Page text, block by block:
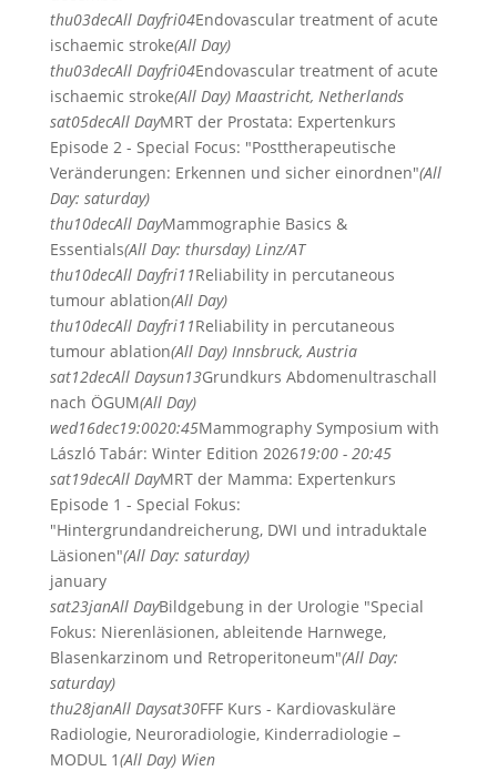
thu03decAll Dayfri04Endovascular treatment of acute
ischaemic stroke(All Day)
thu03decAll Dayfri04Endovascular treatment of acute
ischaemic stroke(All Day) Maastricht, Netherlands
sat05decAll DayMRT der Prostata: Expertenkurs
Episode 2 - Special Focus: "Posttherapeutische
Veränderungen: Erkennen und sicher einordnen"(All
Day: saturday)
thu10decAll DayMammographie Basics &
Essentials(All Day: thursday) Linz/AT
thu10decAll Dayfri11Reliability in percutaneous
tumour ablation(All Day)
thu10decAll Dayfri11Reliability in percutaneous
tumour ablation(All Day) Innsbruck, Austria
sat12decAll Daysun13Grundkurs Abdomenultraschall
nach ÖGUM(All Day)
wed16dec19:0020:45Mammography Symposium with
László Tabár: Winter Edition 202619:00 - 20:45
sat19decAll DayMRT der Mamma: Expertenkurs
Episode 1 - Special Fokus:
"Hintergrundandreicherung, DWI und intraduktale
Läsionen"(All Day: saturday)
january
sat23janAll DayBildgebung in der Urologie "Special
Fokus: Nierenläsionen, ableitende Harnwege,
Blasenkarzinom und Retroperitoneum"(All Day:
saturday)
thu28janAll Daysat30FFF Kurs - Kardiovaskuläre
Radiologie, Neuroradiologie, Kinderradiologie –
MODUL 1(All Day) Wien